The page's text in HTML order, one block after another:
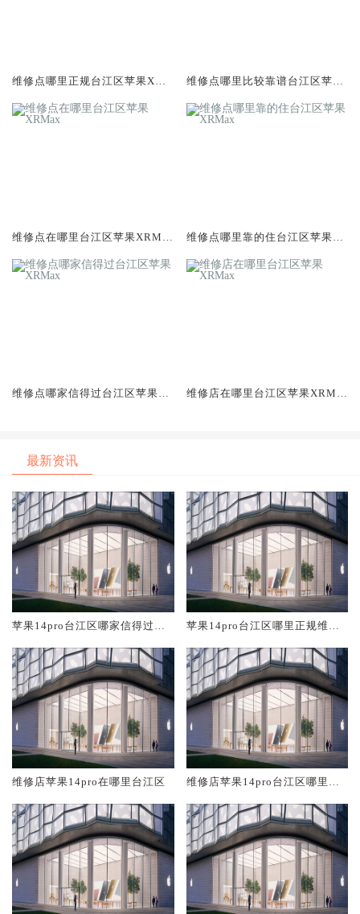
维修点哪里正规台江区苹果XRM
维修点哪里比较靠谱台江区苹果
维修点在哪里台江区苹果XRMa
维修点哪里靠的住台江区苹果X
维修点哪家信得过台江区苹果X
维修店在哪里台江区苹果XRMa
最新资讯
苹果14pro台江区哪家信得过维
苹果14pro台江区哪里正规维修
维修店苹果14pro在哪里台江区
维修店苹果14pro台江区哪里比